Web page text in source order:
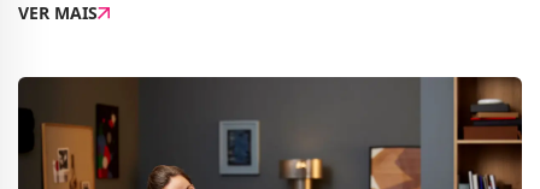
os números das primeiras duas semanas (o filme es
VER MAIS